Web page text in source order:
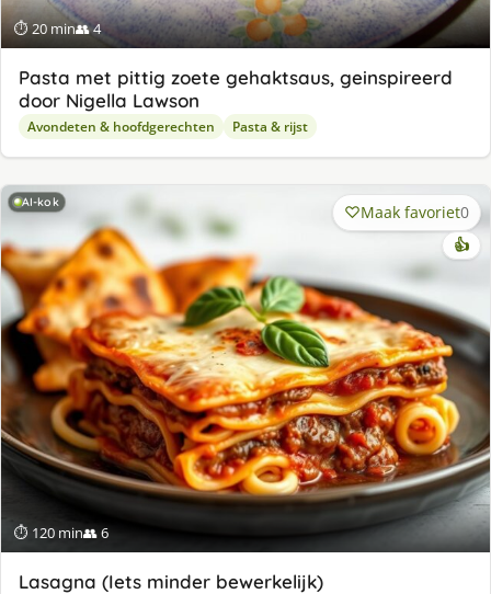
⏱ 20 min👥 4
Pasta met pittig zoete gehaktsaus, geinspireerd
door Nigella Lawson
Avondeten & hoofdgerechten Pasta & rijst
AI-kok
⏱ 120 min👥 6
Maak favoriet0
👍
Lasagna (Iets minder bewerkelijk)